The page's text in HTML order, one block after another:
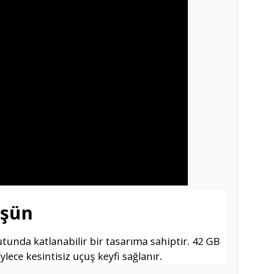
katlanabilir bir tasarıma sahiptir. 42 GB
kesintisiz uçuş keyfi sağlanır.